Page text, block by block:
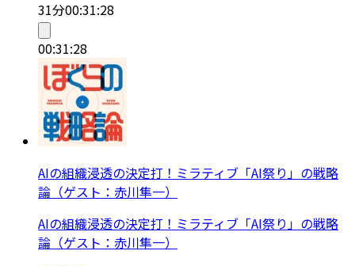
31分00:31:28
00:31:28
AIの組織浸透の決定打！ミラティブ「AI祭り」の戦略
論（ゲスト：赤川隼一）
AIの組織浸透の決定打！ミラティブ「AI祭り」の戦略
論（ゲスト：赤川隼一）